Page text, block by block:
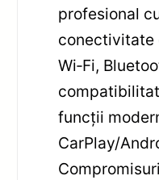
profesional
conectivitate
Wi‑Fi,
funcții
CarPlay/